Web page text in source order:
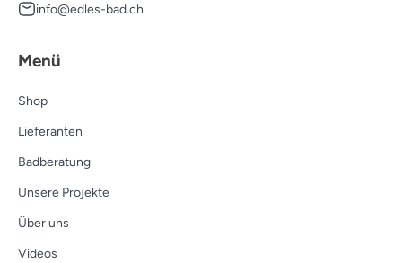
info@edles-bad.ch
Menü
Shop
Lieferanten
Badberatung
Unsere Projekte
Über uns
Videos